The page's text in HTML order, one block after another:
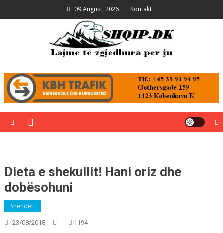
to
09 August, 2026 Kontakt
Dieta e shekullit! Hani oriz dhe
dobësohuni
Shendeti
23/08/2018 1194